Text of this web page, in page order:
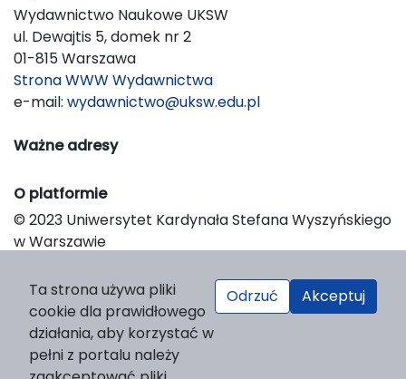
Wydawnictwo Naukowe UKSW
ul. Dewajtis 5, domek nr 2
01-815 Warszawa
Strona WWW Wydawnictwa
e-mail: wydawnictwo@uksw.edu.pl
Ważne adresy
O platformie
© 2023 Uniwersytet Kardynała Stefana Wyszyńskiego
w Warszawie
Platform & Workflow by OJS/PKP
Ta strona używa pliki
cookie dla prawidłowego
działania, aby korzystać w
pełni z portalu należy
Odrzuć Akceptuj